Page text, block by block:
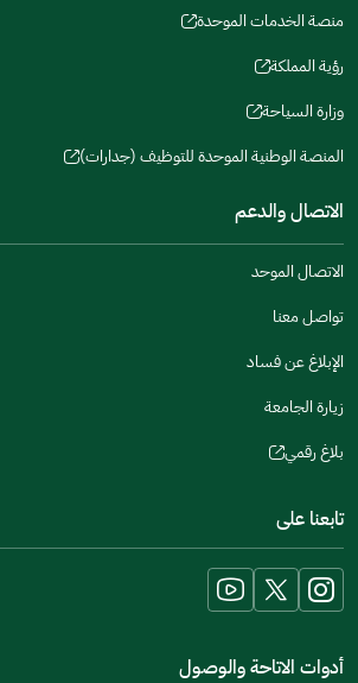
window)
new
window)
new
window)
منصة الخدمات الموحدة
new
window)
رؤية المملكة
(opens
new
وزارة السياحة
(opens
new
window)
المنصة الوطنية الموحدة للتوظيف (جدارات)
window)
الاتصال والدعم
الاتصال الموحد
تواصل معنا
الإبلاغ عن فساد
زيارة الجامعة
بلاغ رقمي
(opens
new
window)
تابعنا على
أدوات الاتاحة والوصول